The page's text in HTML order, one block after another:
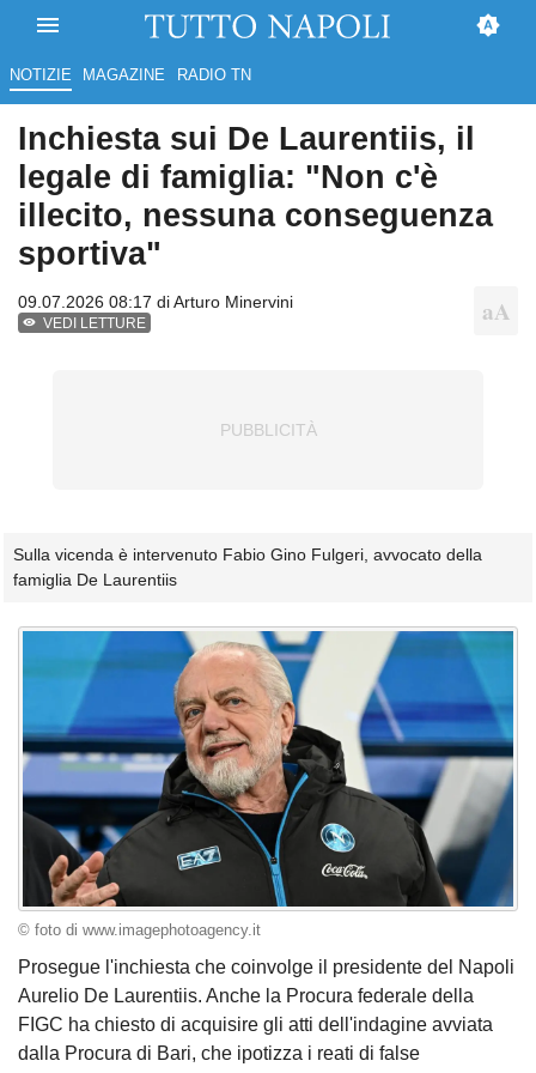
NOTIZIE MAGAZINE RADIO TN
Inchiesta sui De Laurentiis, il
legale di famiglia: "Non c'è
illecito, nessuna conseguenza
sportiva"
09.07.2026 08:17 diArturo Minervini
VEDI LETTURE
Sulla vicenda è intervenuto Fabio Gino Fulgeri, avvocato della
famiglia De Laurentiis
© foto di www.imagephotoagency.it
Prosegue l'inchiesta che coinvolge il presidente del Napoli
Aurelio De Laurentiis. Anche la Procura federale della
FIGC ha chiesto di acquisire gli atti dell'indagine avviata
dalla Procura di Bari, che ipotizza i reati di false